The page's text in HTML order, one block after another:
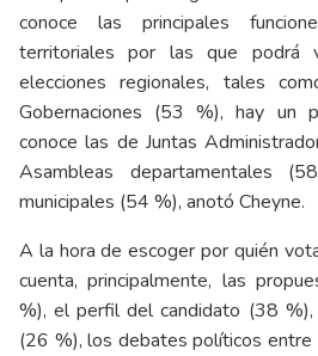
conoce las principales
territoriales por las que podrá
elecciones regionales, tales
Gobernaciones (53 %), hay un
conoce las de Juntas
Asambleas departamentales
municipales (54 %), anotó Cheyne.
A la hora de escoger por quién
cuenta, principalmente, las
%), el perfil del candidato (38 %),
(26 %), los debates políticos